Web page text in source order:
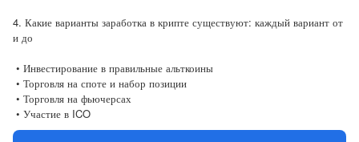
4. Какие варианты заработка в крипте существуют: каждый вариант от
и до
• Инвестирование в правильные альткоины
• Торговля на споте и набор позиции
• Торговля на фьючерсах
• Участие в ICO
• Стейкинг и фарминг